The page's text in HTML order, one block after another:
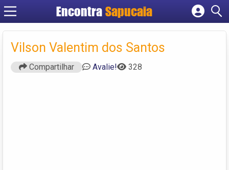
Encontra
Cadastrar empresa
Criar conta
Vilson Valentim dos Santos
Compartilhar Avalie! 328